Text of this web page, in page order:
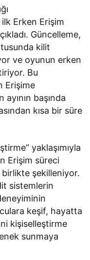
Erken Erişim
Güncelleme,
kilit
ve oyunun erken
Bu
Erişime
ayının başında
kısa bir süre
yaklaşımıyla
Erişim süreci
şekilleniyor.
sistemlerin
keşif, hayatta
kişiselleştirme
sunmaya